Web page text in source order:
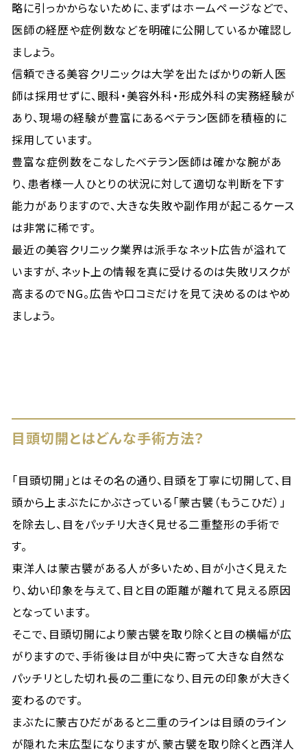
略に引っかからないために、まずはホームページなどで、
医師の経歴や症例数などを明確に公開しているか確認し
ましょう。
信頼できる美容クリニックは大学を出たばかりの新人医
師は採用せずに、眼科・美容外科・形成外科の実務経験が
あり、現場の経験が豊富にあるベテラン医師を積極的に
採用しています。
豊富な症例数をこなしたベテラン医師は確かな腕があ
り、患者様一人ひとりの状況に対して適切な判断を下す
能力がありますので、大きな失敗や副作用が起こるケース
は非常に稀です。
最近の美容クリニック業界は派手なネット広告が溢れて
いますが、ネット上の情報を真に受けるのは失敗リスクが
高まるのでNG。広告や口コミだけを見て決めるのはやめ
ましょう。
目頭切開とはどんな手術方法？
「目頭切開」とはその名の通り、目頭を丁寧に切開して、目
頭から上まぶたにかぶさっている「蒙古襞（もうこひだ）」
を除去し、目をパッチリ大きく見せる二重整形の手術で
す。
東洋人は蒙古襞がある人が多いため、目が小さく見えた
り、幼い印象を与えて、目と目の距離が離れて見える原因
となっています。
そこで、目頭切開により蒙古襞を取り除くと目の横幅が広
がりますので、手術後は目が中央に寄って大きな自然な
パッチリとした切れ長の二重になり、目元の印象が大きく
変わるのです。
まぶたに蒙古ひだがあると二重のラインは目頭のライン
が隠れた末広型になりますが、蒙古襞を取り除くと西洋人